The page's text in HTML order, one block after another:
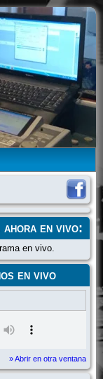
ahora en vivo:
en vivo.
en vivo
» Abrir en otra ventana